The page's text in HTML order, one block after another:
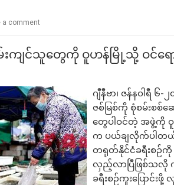
a comment
ျွမ်းကျင်သူတွေကို ဝူဟန်မြို့သို့ ဝင်
ဂျီနီဗာ၊ ဇန်နဝါရီ ၆
ဇစ်မြစ်ကို စုံစမ်းစစ်
တွေပါဝင်တဲ့ အဖွဲ့ကို
က ပယ်ချလိုက်ပါတ
တရုတ်နိုင်ငံခရီးစဉ်ကို
လှည့်လာပြီဖြစ်သလို
ခရီးစဉ်ကူးပြောင်း